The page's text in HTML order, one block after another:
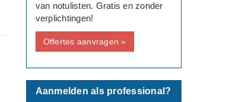
van notulisten. Gratis en zonder
verplichtingen!
Offertes aanvragen »
Aanmelden als professional?